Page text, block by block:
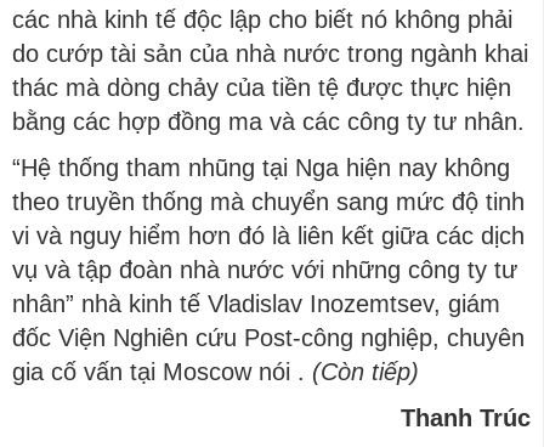
các nhà kinh tế độc lập cho biết nó không phải
do cướp tài sản của nhà nước trong ngành khai
thác mà dòng chảy của tiền tệ được thực hiện
bằng các hợp đồng ma và các công ty tư nhân.
“Hệ thống tham nhũng tại Nga hiện nay không
theo truyền thống mà chuyển sang mức độ tinh
vi và nguy hiểm hơn đó là liên kết giữa các dịch
vụ và tập đoàn nhà nước với những công ty tư
nhân” nhà kinh tế Vladislav Inozemtsev, giám
đốc Viện Nghiên cứu Post-công nghiệp, chuyên
gia cố vấn tại Moscow nói . (Còn tiếp)
Thanh Trúc